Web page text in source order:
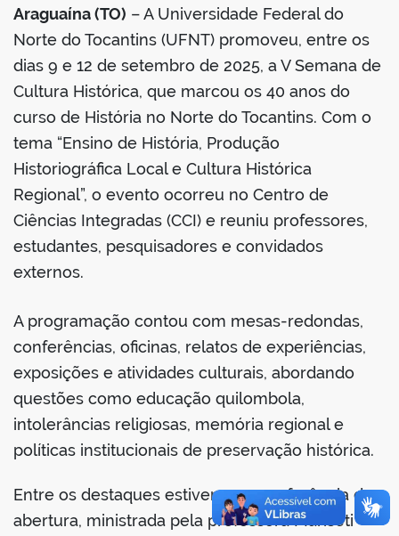
portal
Araguaína (TO) – A Universidade Federal do
Norte do Tocantins (UFNT) promoveu, entre os
dias 9 e 12 de setembro de 2025, a V Semana de
Cultura Histórica, que marcou os 40 anos do
curso de História no Norte do Tocantins. Com o
tema “Ensino de História, Produção
Historiográfica Local e Cultura Histórica
Regional”, o evento ocorreu no Centro de
Ciências Integradas (CCI) e reuniu professores,
estudantes, pesquisadores e convidados
externos.
A programação contou com mesas-redondas,
conferências, oficinas, relatos de experiências,
exposições e atividades culturais, abordando
questões como educação quilombola,
intolerâncias religiosas, memória regional e
políticas institucionais de preservação histórica.
Entre os destaques estiveram a conferência de
abertura, ministrada pela professora Mariseti